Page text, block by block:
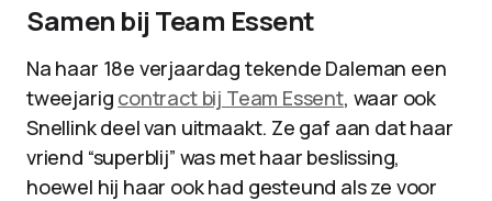
Samen bij Team Essent
Na haar 18e verjaardag tekende Daleman een
tweejarig contract bij Team Essent, waar ook
Snellink deel van uitmaakt. Ze gaf aan dat haar
vriend “superblij” was met haar beslissing,
hoewel hij haar ook had gesteund als ze voor